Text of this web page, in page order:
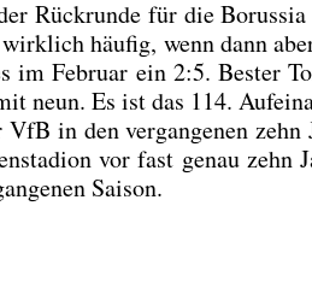
Rück­run­de für die
häu­fig, wenn dann
im Febru­ar ein 2:5. Bes­ter
neun. Es ist das 114.
in den ver­gan­ge­nen
vor fast genau zehn
Sai­son.